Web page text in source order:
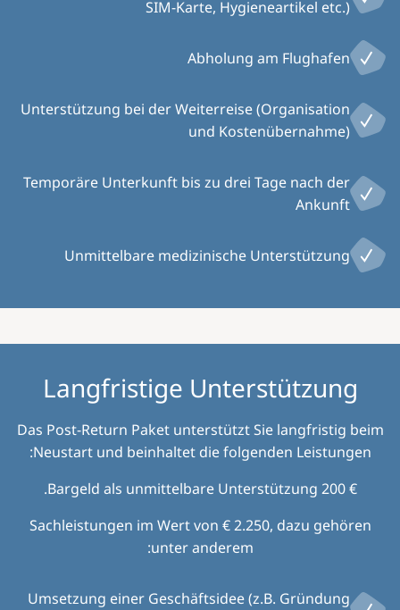
SIM-Karte, Hygieneartikel etc.)
Abholung am Flughafen
Unterstützung bei der Weiterreise (Organisation
und Kostenübernahme)
Temporäre Unterkunft bis zu drei Tage nach der
Ankunft
Unmittelbare medizinische Unterstützung
Langfristige Unterstützung
Das Post-Return Paket unterstützt Sie langfristig beim
Neustart und beinhaltet die folgenden Leistungen:
€ 200 Bargeld als unmittelbare Unterstützung.
Sachleistungen im Wert von € 2.250, dazu gehören
unter anderem:
Umsetzung einer Geschäftsidee (z.B. Gründung